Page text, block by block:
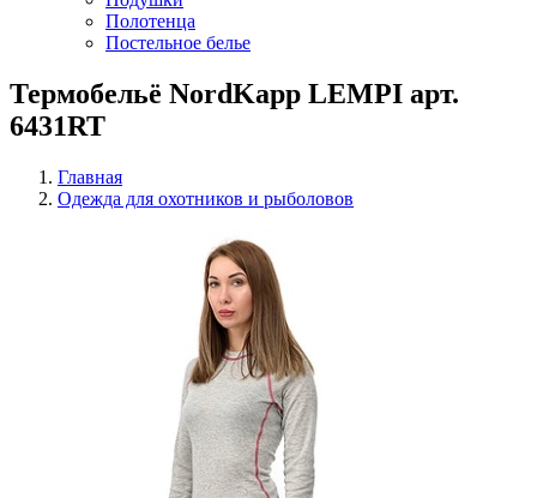
Полотенца
Постельное белье
Термобельё NordKapp LEMPI арт.
6431RT
Главная
Одежда для охотников и рыболовов